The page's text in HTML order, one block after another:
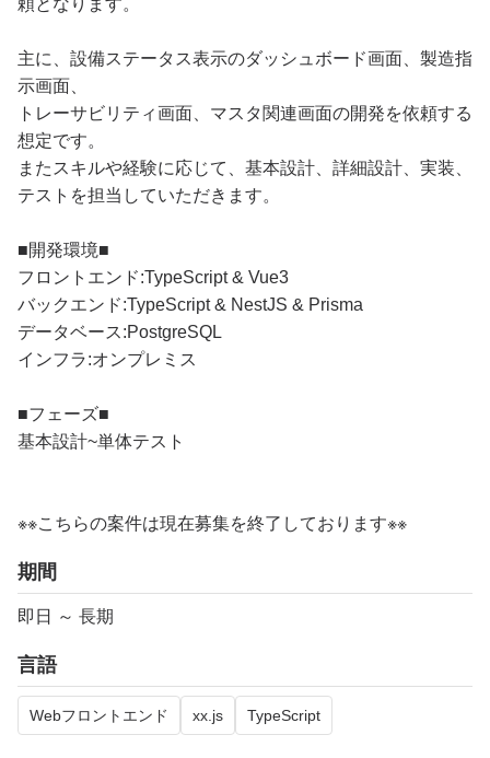
頼となります。
主に、設備ステータス表示のダッシュボード画面、製造指
示画面、
トレーサビリティ画面、マスタ関連画面の開発を依頼する
想定です。
またスキルや経験に応じて、基本設計、詳細設計、実装、
テストを担当していただきます。
■開発環境■
フロントエンド:TypeScript & Vue3
バックエンド:TypeScript & NestJS & Prisma
データベース:PostgreSQL
インフラ:オンプレミス
■フェーズ■
基本設計~単体テスト
※※こちらの案件は現在募集を終了しております※※​
期間
即日 ～ 長期
言語
Webフロントエンド xx.js TypeScript